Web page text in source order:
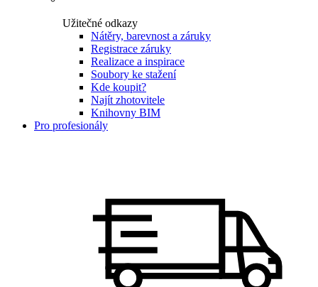
Užitečné odkazy
Nátěry, barevnost a záruky
Registrace záruky
Realizace a inspirace
Soubory ke stažení
Kde koupit?
Najít zhotovitele
Knihovny BIM
Pro profesionály